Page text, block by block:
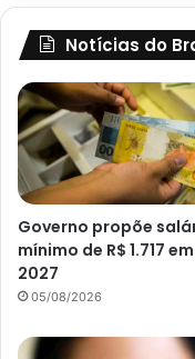
Notícias do
Governo propõe
mínimo de R$ 1.717 em
2027
05/08/2026